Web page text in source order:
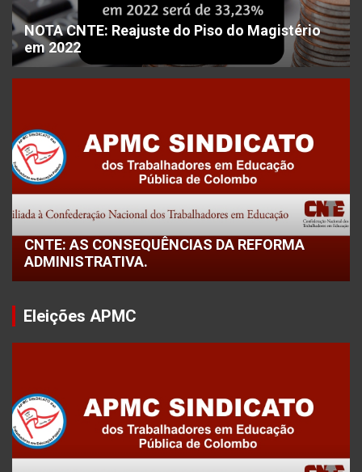
NOTA CNTE: Reajuste do Piso do Magistério
em 2022
CNTE: AS CONSEQUÊNCIAS DA REFORMA
ADMINISTRATIVA.
Eleições APMC